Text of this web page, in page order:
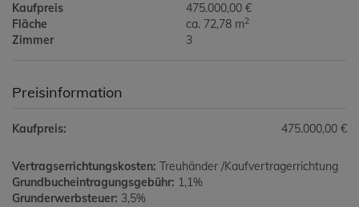
Kaufpreis
475.000,00 €
Fläche
ca. 72,78 m2
Zimmer 3
Preisinformation
Kaufpreis: 475.000,00 €
Vertragserrichtungskosten: Treuhänder /Kaufvertragerrichtung
Grundbucheintragungsgebühr: 1,1%
Grunderwerbsteuer: 3,5%